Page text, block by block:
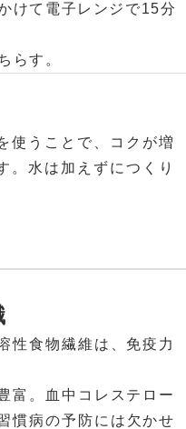
けて電子レンジで15分
らす。
使うことで、コクが増
。水は加えずにつくり
性食物繊維は、免疫力
富。血中コレステロー
慣病の予防には欠かせ